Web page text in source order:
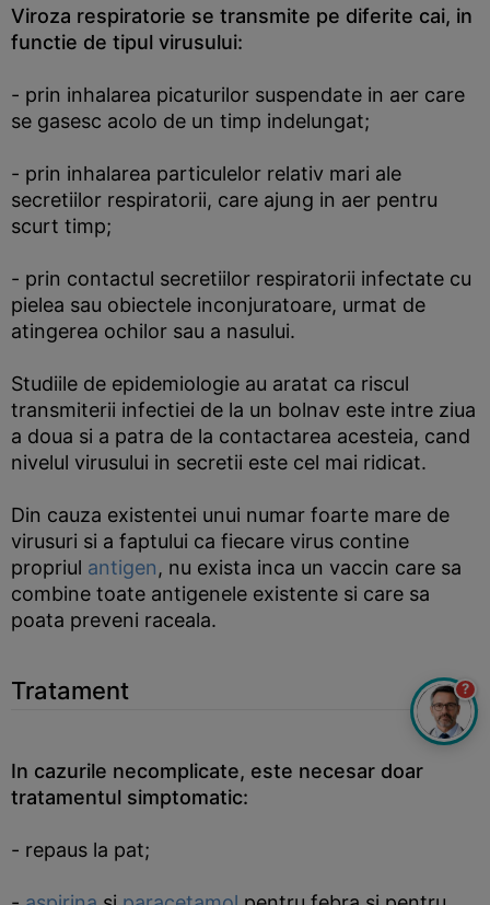
Viroza respiratorie se transmite pe diferite cai, in
functie de tipul virusului:
- prin inhalarea picaturilor suspendate in aer care
se gasesc acolo de un timp indelungat;
- prin inhalarea particulelor relativ mari ale
secretiilor respiratorii, care ajung in aer pentru
scurt timp;
- prin contactul secretiilor respiratorii infectate cu
pielea sau obiectele inconjuratoare, urmat de
atingerea ochilor sau a nasului.
Studiile de epidemiologie au aratat ca riscul
transmiterii infectiei de la un bolnav este intre ziua
a doua si a patra de la contactarea acesteia, cand
nivelul virusului in secretii este cel mai ridicat.
Din cauza existentei unui numar foarte mare de
virusuri si a faptului ca fiecare virus contine
propriul antigen, nu exista inca un vaccin care sa
combine toate antigenele existente si care sa
poata preveni raceala.
Tratament
In cazurile necomplicate, este necesar doar
tratamentul simptomatic:
- repaus la pat;
?